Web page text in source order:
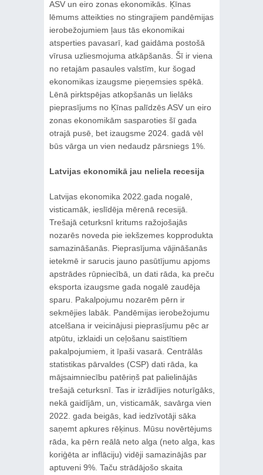
ASV un eiro zonas ekonomikās. Ķīnas
lēmums atteikties no stingrajiem pandēmijas
ierobežojumiem ļaus tās ekonomikai
atsperties pavasarī, kad gaidāma postošā
vīrusa uzliesmojuma atkāpšanās. Šī ir viena
no retajām pasaules valstīm, kur šogad
ekonomikas izaugsme pieņemsies spēkā.
Lēnā pirktspējas atkopšanās un lielāks
pieprasījums no Ķīnas palīdzēs ASV un eiro
zonas ekonomikām sasparoties šī gada
otrajā pusē, bet izaugsme 2024. gadā vēl
būs vārga un vien nedaudz pārsniegs 1%.
Latvijas ekonomikā jau neliela recesija
Latvijas ekonomika 2022.gada nogalē,
visticamāk, ieslīdēja mērenā recesijā.
Trešajā ceturksnī kritums ražojošajās
nozarēs noveda pie iekšzemes kopprodukta
samazināšanās. Pieprasījuma vājināšanās
ietekmē ir sarucis jauno pasūtījumu apjoms
apstrādes rūpniecībā, un dati rāda, ka preču
eksporta izaugsme gada nogalē zaudēja
sparu. Pakalpojumu nozarēm pērn ir
sekmējies labāk. Pandēmijas ierobežojumu
atcelšana ir veicinājusi pieprasījumu pēc ar
atpūtu, izklaidi un ceļošanu saistītiem
pakalpojumiem, it īpaši vasarā. Centrālās
statistikas pārvaldes (CSP) dati rāda, ka
mājsaimniecību patēriņš pat palielinājās
trešajā ceturksnī. Tas ir izrādījies noturīgāks,
nekā gaidījām, un, visticamāk, savārga vien
2022. gada beigās, kad iedzīvotāji sāka
saņemt apkures rēķinus. Mūsu novērtējums
rāda, ka pērn reālā neto alga (neto alga, kas
koriģēta ar inflāciju) vidēji samazinājās par
aptuveni 9%. Taču strādājošo skaita